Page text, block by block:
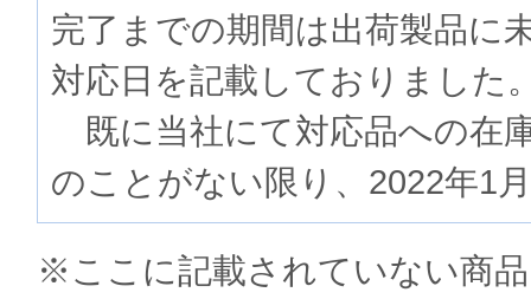
完了までの期間は出荷製品に
対応日を記載しておりました
既に当社にて対応品への在
のことがない限り、2022年1
※ここに記載されていない商